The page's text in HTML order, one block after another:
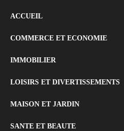
ACCUEIL
COMMERCE ET ECONOMIE
IMMOBILIER
LOISIRS ET DIVERTISSEMENTS
MAISON ET JARDIN
SANTE ET BEAUTE